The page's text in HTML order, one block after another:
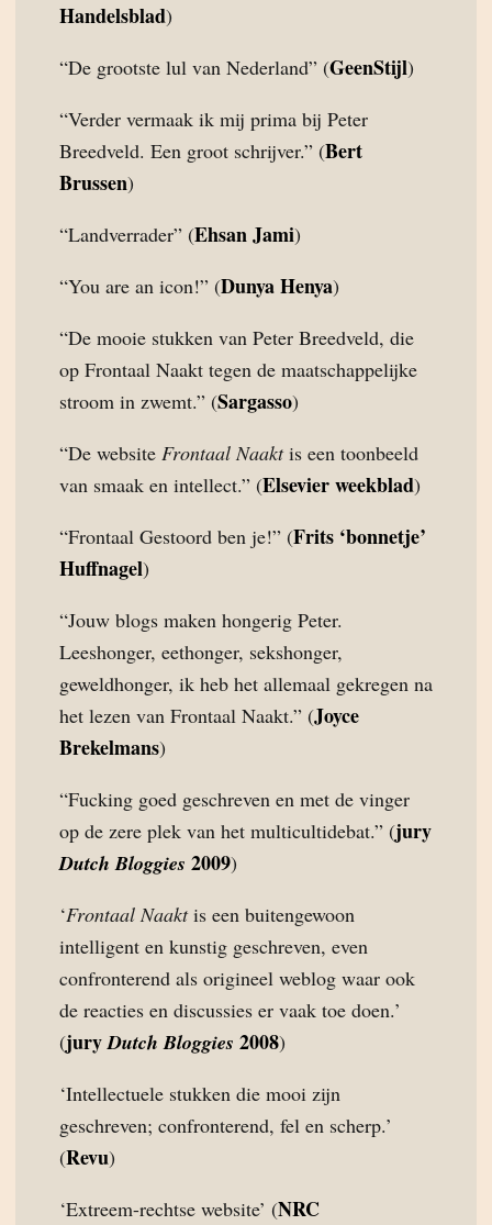
Handelsblad)
“De grootste lul van Nederland” (GeenStijl)
“Verder vermaak ik mij prima bij Peter
Breedveld. Een groot schrijver.” (Bert
Brussen)
“Landverrader” (Ehsan Jami)
“You are an icon!” (Dunya Henya)
“De mooie stukken van Peter Breedveld, die
op Frontaal Naakt tegen de maatschappelijke
stroom in zwemt.” (Sargasso)
“De website Frontaal Naaktis een toonbeeld
van smaak en intellect.” (Elsevier weekblad)
“Frontaal Gestoord ben je!” (Frits ‘bonnetje’
Huffnagel)
“Jouw blogs maken hongerig Peter.
Leeshonger, eethonger, sekshonger,
geweldhonger, ik heb het allemaal gekregen na
het lezen van Frontaal Naakt.” (Joyce
Brekelmans)
“Fucking goed geschreven en met de vinger
op de zere plek van het multicultidebat.” (jury
Dutch Bloggies 2009)
‘Frontaal Naaktis een buitengewoon
intelligent en kunstig geschreven, even
confronterend als origineel weblog waar ook
de reacties en discussies er vaak toe doen.’
(juryDutch Bloggies 2008)
‘Intellectuele stukken die mooi zijn
geschreven; confronterend, fel en scherp.’
(Revu)
‘Extreem-rechtse website’ (NRC